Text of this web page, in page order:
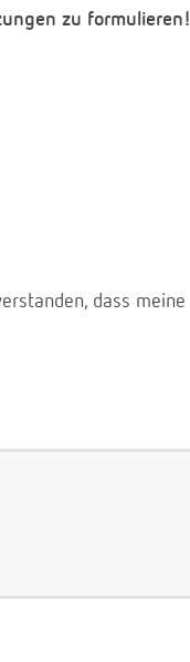
zu formulieren!
dass meine